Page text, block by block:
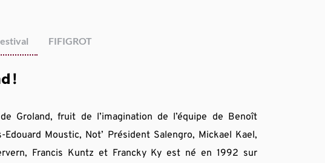
FIFIGROT
!
Groland, fruit de l’imagination de l’équipe de Benoît
Edouard Moustic, Not’ Président Salengro, Mickael Kael,
Francis Kuntz et Francky Ky est né en 1992 sur